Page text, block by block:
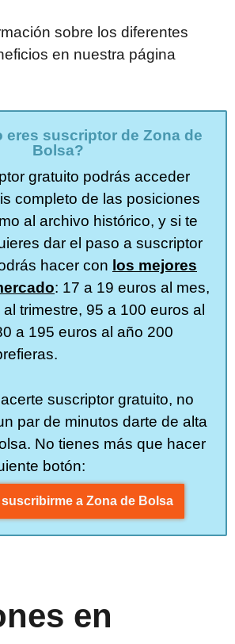
sobre los diferentes
en nuestra página
eres suscriptor de Zona de
Bolsa?
gratuito podrás acceder
completo de las posiciones
al archivo histórico, y si te
dar el paso a suscriptor
hacer con los mejores
: 17 a 19 euros al mes,
trimestre, 95 a 100 euros al
a 195 euros al año 200
suscriptor gratuito, no
par de minutos darte de alta
No tienes más que hacer
botón:
a Zona de Bolsa
en